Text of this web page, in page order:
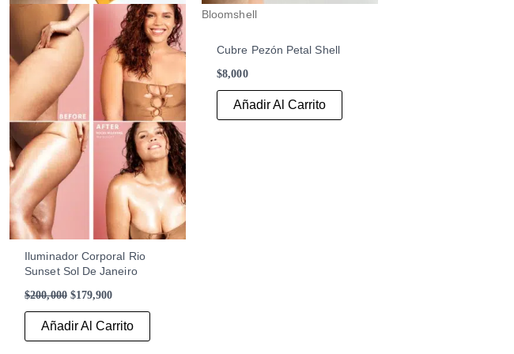
Iluminador Corporal Rio
Sunset Sol De Janeiro
$200,000 $179,900
Añadir Al Carrito
Bloomshell
Cubre Pezón Petal Shell
$8,000
Añadir Al Carrito